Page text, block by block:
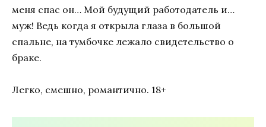
меня спас он… Мой будущий работодатель и…
муж! Ведь когда я открыла глаза в большой
спальне, на тумбочке лежало свидетельство о
браке.
Легко, смешно, романтично. 18+